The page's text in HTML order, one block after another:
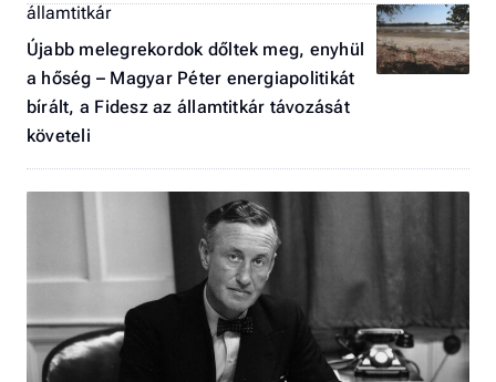
államtitkár
Újabb melegrekordok dőltek meg, enyhül
a hőség – Magyar Péter energiapolitikát
bírált, a Fidesz az államtitkár távozását
követeli